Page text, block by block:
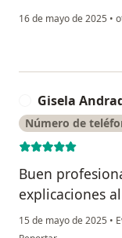
16 de mayo de 2025 •
Gisela
Número de
Buen
explicaciones
15 de mayo de 2025 •
en opinión del usuario